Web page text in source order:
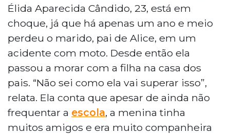
Élida Aparecida Cândido, 23, está em
choque, já que há apenas um ano e meio
perdeu o marido, pai de Alice, em um
acidente com moto. Desde então ela
passou a morar com a filha na casa dos
pais. “Não sei como ela vai superar isso”,
relata. Ela conta que apesar de ainda não
frequentar a escola, a menina tinha
muitos amigos e era muito companheira